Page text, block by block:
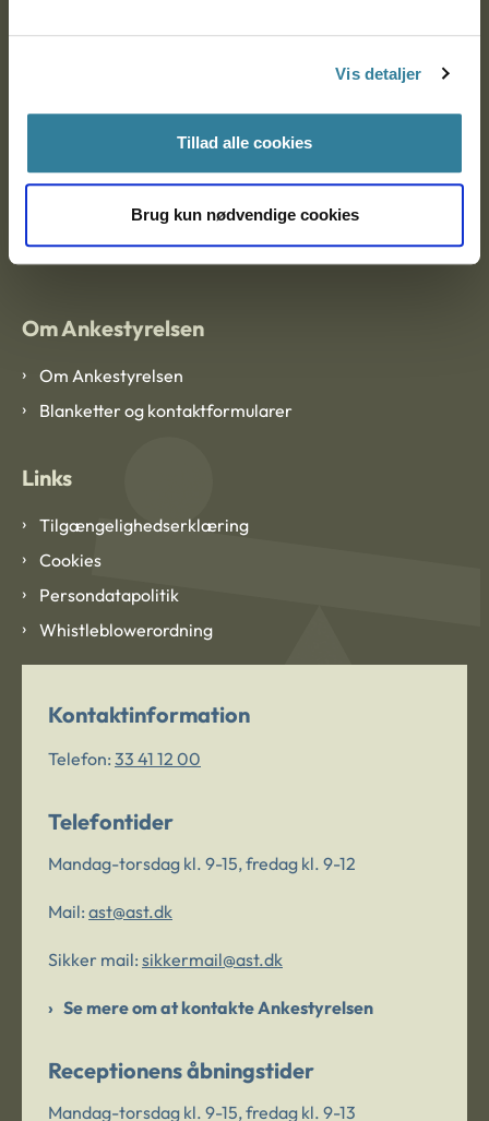
Vis detaljer
Tillad alle cookies
Brug kun nødvendige cookies
Ankestyrelsen København
EAN: 57 98 000 35 48 21
CVR: 1007 4002
Om Ankestyrelsen
Om Ankestyrelsen
Blanketter og kontaktformularer
Links
Tilgængelighedserklæring
Cookies
Persondatapolitik
Whistleblowerordning
Kontaktinformation
Telefon: 33 41 12 00
Telefontider
Mandag-torsdag kl. 9-15, fredag kl. 9-12
Mail: ast@ast.dk
Sikker mail: sikkermail@ast.dk
Se mere om at kontakte Ankestyrelsen
Receptionens åbningstider
Mandag-torsdag kl. 9-15, fredag kl. 9-13